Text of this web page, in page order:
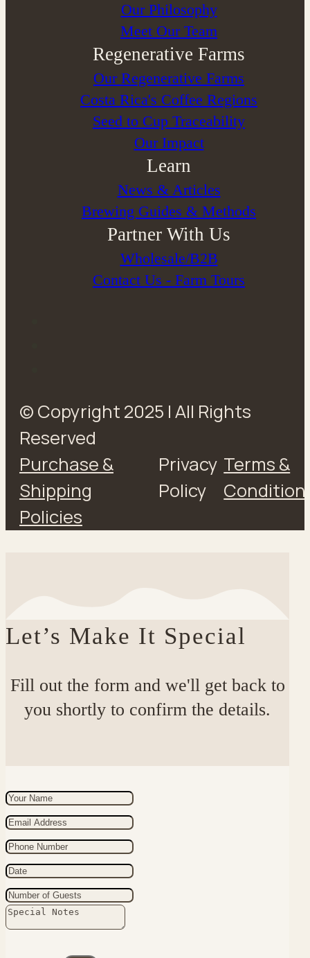
⁠Our Philosophy
Meet Our Team
Regenerative Farms
Our Regenerative Farms
Costa Rica's Coffee Regions
Seed to Cup Traceability
Our Impact
Learn
News & Articles
Brewing Guides & Methods
Partner With Us
Wholesale/B2B
Contact Us - Farm Tours
© Copyright 2025 | All Rights
Reserved
Purchase &
Shipping
Policies
Privacy
Policy
Terms &
Let’s Make It Special
Fill out the form and we'll get back to
you shortly to confirm the details.